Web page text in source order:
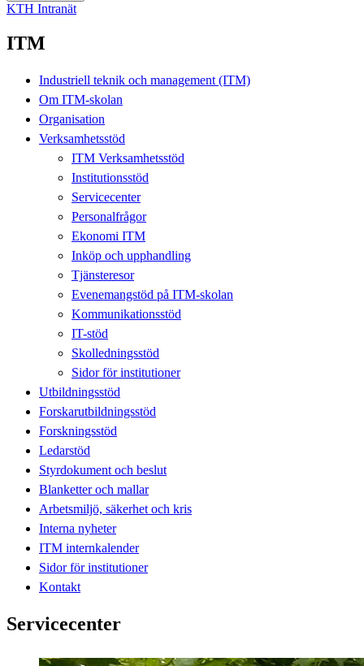
KTH Intranät
ITM
Industriell teknik och management (ITM)
Om ITM-skolan
Organisation
Verksamhetsstöd
ITM Verksamhetsstöd
Institutionsstöd
Servicecenter
Personalfrågor
Ekonomi ITM
Inköp och upphandling
Tjänsteresor
Evenemangstöd på ITM-skolan
Kommunikationsstöd
IT-stöd
Skolledningsstöd
Sidor för institutioner
Utbildningsstöd
Forskarutbildningsstöd
Forskningsstöd
Ledarstöd
Styrdokument och beslut
Blanketter och mallar
Arbetsmiljö, säkerhet och kris
Interna nyheter
ITM internkalender
Sidor för institutioner
Kontakt
Servicecenter